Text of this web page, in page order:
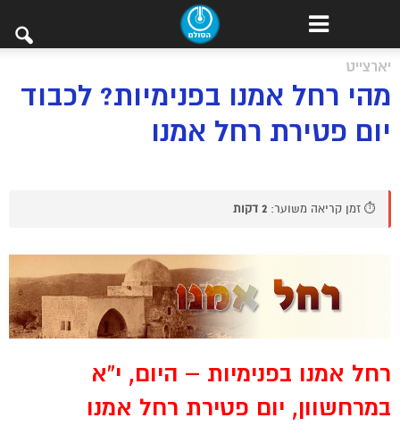
יארצייט
מהי רחל אמנו בפנימיות? לכבוד
יום פטירת רחל אמנו
⏱️ זמן קריאה משוער: 2 דקות
רחל אמנו בפנימיות – היום, י”א
במרחשוון, יום פטירת רחל אמנו